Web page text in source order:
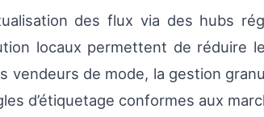
des flux via des hubs
locaux permettent de réduire
vendeurs de mode, la gestion
d’étiquetage conformes aux